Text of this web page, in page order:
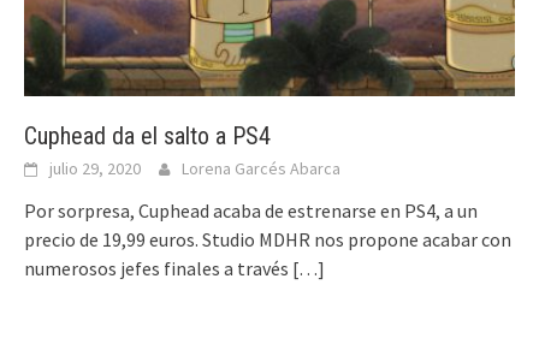
Cuphead da el salto a PS4
julio 29, 2020 Lorena Garcés Abarca
Por sorpresa, Cuphead acaba de estrenarse en PS4, a un
precio de 19,99 euros. Studio MDHR nos propone acabar con
numerosos jefes finales a través […]